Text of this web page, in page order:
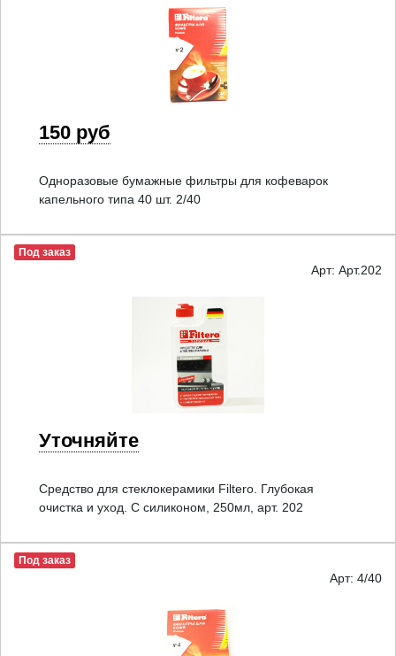
150 руб
Одноразовые бумажные фильтры для кофеварок
капельного типа 40 шт. 2/40
Под заказ
Арт: Арт.202
Уточняйте
Средство для стеклокерамики Filtero. Глубокая
очистка и уход. С силиконом, 250мл, арт. 202
Под заказ
Арт: 4/40